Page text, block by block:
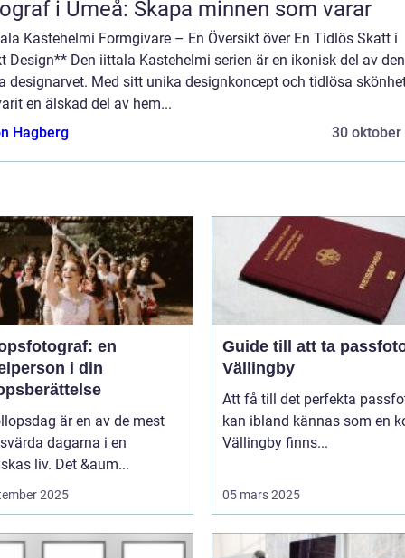
i Umeå: Skapa minnen som varar
Kastehelmi Formgivare – En Översikt över En Tidlös Skatt i
Design** Den iittala Kastehelmi serien är en ikonisk del av den
designarvet. Med sitt unika designkoncept och tidlösa
en älskad del av hem...
Hagberg
30 oktober
en
i din
är en av de mest
dagarna i en
liv. Det &aum...
2025
Guide till att ta
Vällingby
Att få till det perfekta
kan ibland kännas som en
Vällingby finns...
05 mars 2025